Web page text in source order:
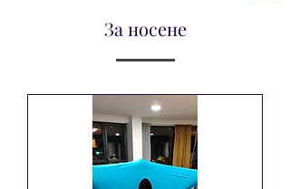
За носене